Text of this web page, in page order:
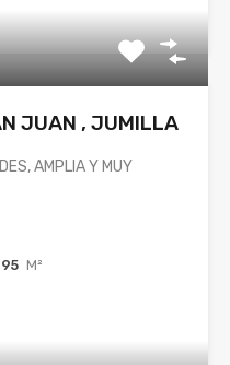
JUAN , JUMILLA
AMPLIA Y MUY
95 M²